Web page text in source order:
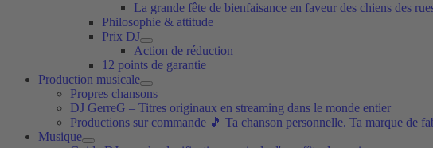
La grande fête de bienfaisance en faveur des chiens des
Philosophie & attitude
Prix DJ
Action de réduction
12 points de garantie
Production musicale
Propres chansons
DJ GerreG – Titres originaux en streaming dans le monde entier
Productions sur commande 🎵 Ta chanson personnelle. Ta marque de
Musique